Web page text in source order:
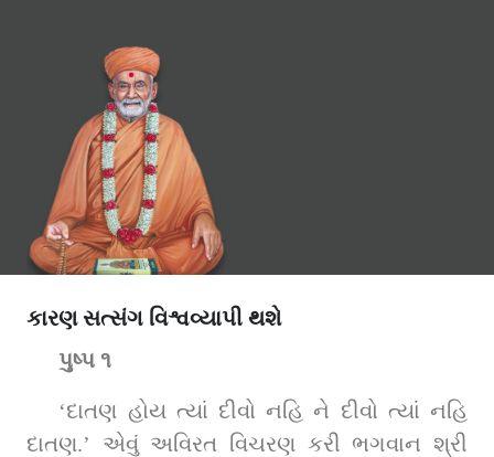
કારણ સત્સંગ વિશ્વવ્યાપી થશે
પુષ્પ ૧
‘દાતણ હોય ત્યાં દીવો નહિ ને દીવો ત્યાં નહિ
દાતણ.’ એવું અવિરત વિચરણ કરી ભગવાન શ્રી